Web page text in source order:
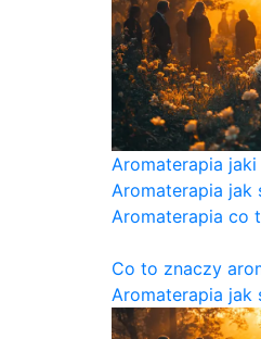
Aromaterapia
Aromaterapia jak
Aromaterapia co
Co to znaczy
Aromaterapia jak